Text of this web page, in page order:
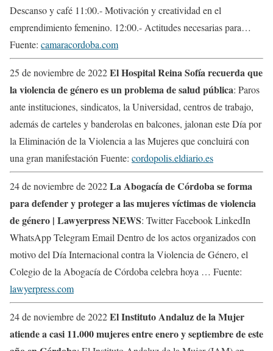
Descanso y café 11:00.- Motivación y creatividad en el
emprendimiento femenino. 12:00.- Actitudes necesarias para…
Fuente: camaracordoba.com
25 de noviembre de 2022El Hospital Reina Sofía recuerda que
la violencia de género es un problema de salud pública: Paros
ante instituciones, sindicatos, la Universidad, centros de trabajo,
además de carteles y banderolas en balcones, jalonan este Día por
la Eliminación de la Violencia a las Mujeres que concluirá con
una gran manifestación Fuente: cordopolis.eldiario.es
24 de noviembre de 2022La Abogacía de Córdoba se forma
para defender y proteger a las mujeres víctimas de violencia
de género | Lawyerpress NEWS: Twitter Facebook LinkedIn
WhatsApp Telegram Email Dentro de los actos organizados con
motivo del Día Internacional contra la Violencia de Género, el
Colegio de la Abogacía de Córdoba celebra hoya … Fuente:
lawyerpress.com
24 de noviembre de 2022El Instituto Andaluz de la Mujer
atiende a casi 11.000 mujeres entre enero y septiembre de este